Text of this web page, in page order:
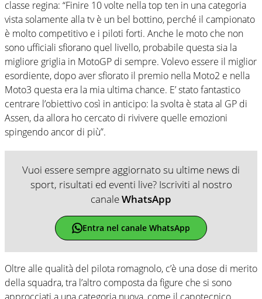
classe regina: “Finire 10 volte nella top ten in una categoria
vista solamente alla tv è un bel bottino, perché il campionato
è molto competitivo e i piloti forti. Anche le moto che non
sono ufficiali sfiorano quel livello, probabile questa sia la
migliore griglia in MotoGP di sempre. Volevo essere il miglior
esordiente, dopo aver sfiorato il premio nella Moto2 e nella
Moto3 questa era la mia ultima chance. E’ stato fantastico
centrare l’obiettivo così in anticipo: la svolta è stata al GP di
Assen, da allora ho cercato di rivivere quelle emozioni
spingendo ancor di più”.
Vuoi essere sempre aggiornato su ultime news di
sport, risultati ed eventi live? Iscriviti al nostro
canaleWhatsApp
Entra nel canale WhatsApp
Oltre alle qualità del pilota romagnolo, c’è una dose di merito
della squadra, tra l’altro composta da figure che si sono